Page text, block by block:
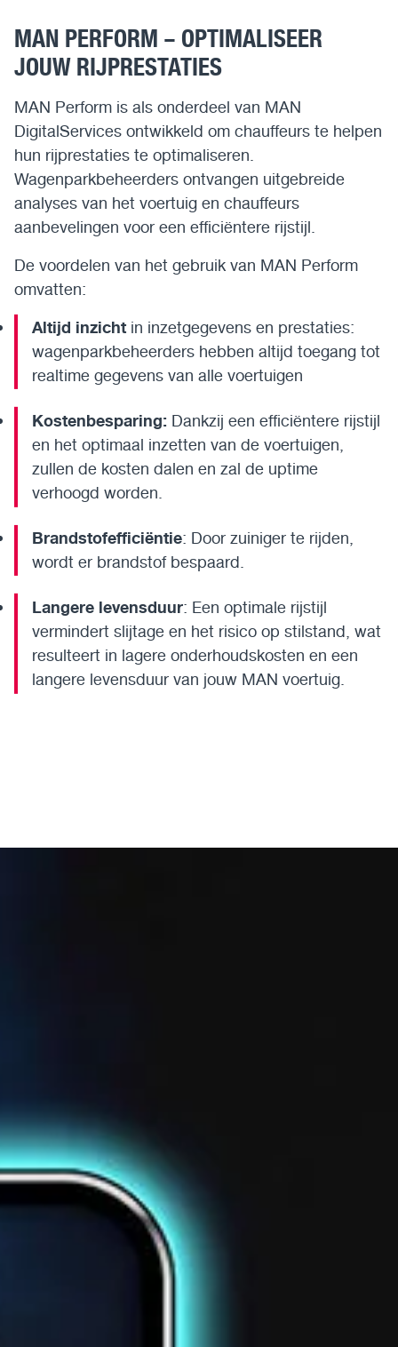
MAN PERFORM – OPTIMALISEER
JOUW RIJPRESTATIES
MAN Perform is als onderdeel van MAN
DigitalServices ontwikkeld om chauffeurs te helpen
hun rijprestaties te optimaliseren.
Wagenparkbeheerders ontvangen uitgebreide
analyses van het voertuig en chauffeurs
aanbevelingen voor een efficiëntere rijstijl.
De voordelen van het gebruik van MAN Perform
omvatten:
Altijd inzicht in inzetgegevens en prestaties:
wagenparkbeheerders hebben altijd toegang tot
realtime gegevens van alle voertuigen
Kostenbesparing: Dankzij een efficiëntere rijstijl
en het optimaal inzetten van de voertuigen,
zullen de kosten dalen en zal de uptime
verhoogd worden.
Brandstofefficiëntie: Door zuiniger te rijden,
wordt er brandstof bespaard.
Langere levensduur: Een optimale rijstijl
vermindert slijtage en het risico op stilstand, wat
resulteert in lagere onderhoudskosten en een
langere levensduur van jouw MAN voertuig.